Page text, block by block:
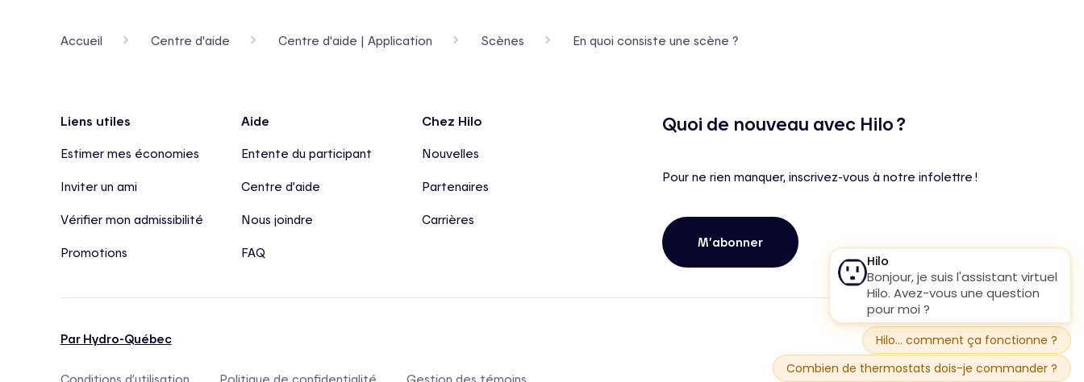
Accueil Centre d'aide Centre d'aide | Application Scènes En quoi consiste une scène ?
Pied de page
Liens utiles
Estimer mes économies
Inviter un ami
Vérifier mon admissibilité
Promotions
Aide
Entente du participant
Centre d’aide
Nous joindre
FAQ
Chez Hilo
Nouvelles
Partenaires
Carrières
Quoi de nouveau avec Hilo ?
Pour ne rien manquer, inscrivez-vous à notre infolettre !
M’abonner
Par Hydro-Québec
Conditions d’utilisation Politique de confidentialité Gestion des témoins